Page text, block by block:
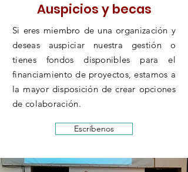
Auspicios y becas
Si eres miembro de una organización y
deseas auspiciar nuestra gestión o
tienes fondos disponibles para el
financiamiento de proyectos, estamos a
la mayor disposición de crear opciones
de colaboración.
Escríbenos